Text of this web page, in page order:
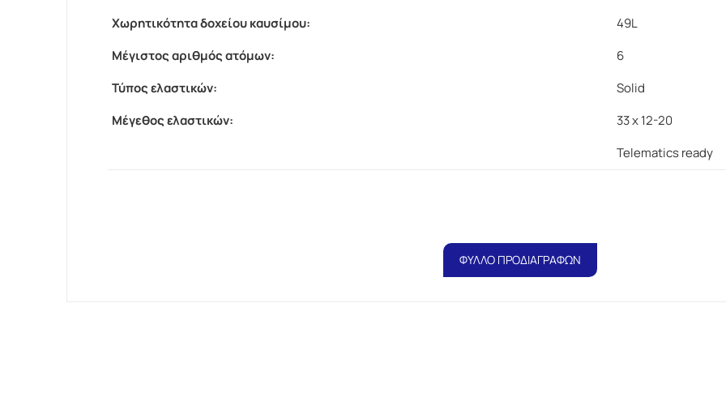
Χωρητικότητα δοχείου καυσίμου:
49L
Μέγιστος αριθμός ατόμων:
6
Τύπος ελαστικών:
Solid
Μέγεθος ελαστικών:
33 x 12-20
Telematics ready
ΦΥΛΛΟ ΠΡΟΔΙΑΓΡΑΦΩΝ